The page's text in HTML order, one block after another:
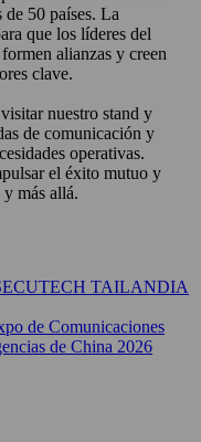
de 50 países. La
que los líderes del
alianzas y creen
clave.
nuestro stand y
de comunicación y
operativas.
el éxito mutuo y
más allá.
TAILANDIA
de Comunicaciones
de China 2026